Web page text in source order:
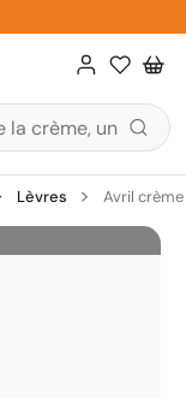
Lèvres Avril